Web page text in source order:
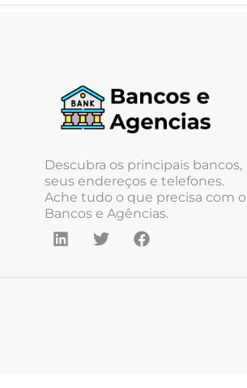
Descubra os principais bancos,
seus endereços e telefones.
Ache tudo o que precisa com o
Bancos e Agências.